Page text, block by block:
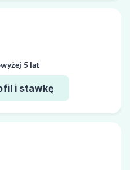
5 lat
i stawkę